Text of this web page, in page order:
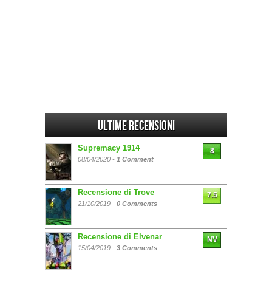
Ultime Recensioni
Supremacy 1914
08/04/2020 - 1 Comment
8
Recensione di Trove
21/10/2019 - 0 Comments
7.5
Recensione di Elvenar
15/04/2019 - 3 Comments
NV